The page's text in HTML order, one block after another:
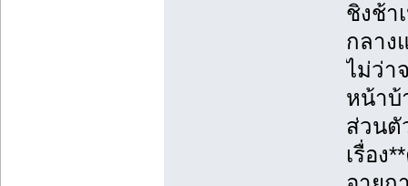
ชิงช้า
กลาง
ไม่ว่า
หน้าบ้
ส่วนตั
เรื่อง